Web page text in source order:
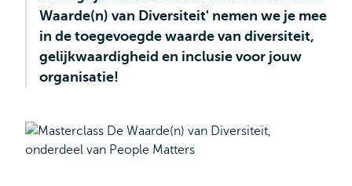
Waarde(n) van Diversiteit' nemen we je mee
in de toegevoegde waarde van diversiteit,
gelijkwaardigheid en inclusie voor jouw
organisatie!